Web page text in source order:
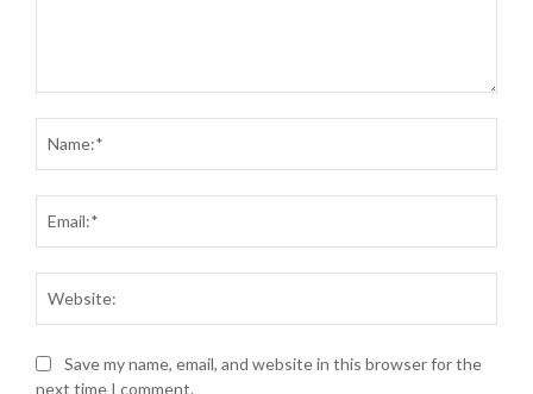
Save my name, email, and website in this browser for the
next time I comment.